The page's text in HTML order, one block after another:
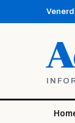
contenuto